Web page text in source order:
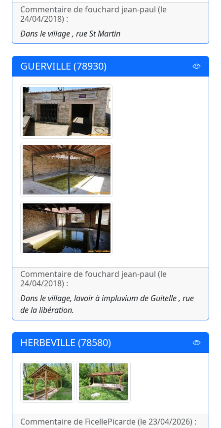
Commentaire de fouchard jean-paul (le
24/04/2018) :
Dans le village , rue St Martin
GUERVILLE (78930)
Commentaire de fouchard jean-paul (le
24/04/2018) :
Dans le village, lavoir à impluvium de Guitelle , rue
de la libération.
HERBEVILLE (78580)
Commentaire de FicellePicarde (le 23/04/2026) :